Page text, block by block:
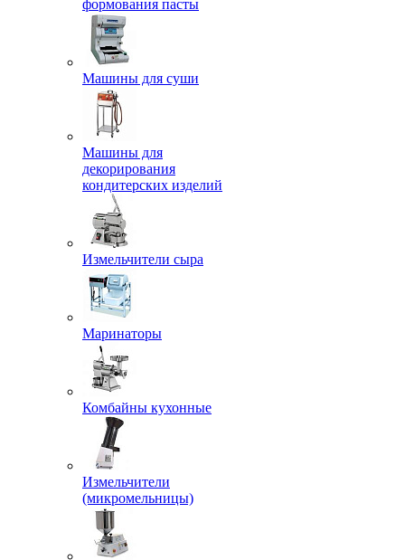
формования пасты
Машины для суши
Машины для
декорирования
кондитерских изделий
Измельчители сыра
Маринаторы
Комбайны кухонные
Измельчители
(микромельницы)